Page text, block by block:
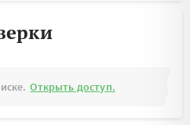
Открыть доступ.